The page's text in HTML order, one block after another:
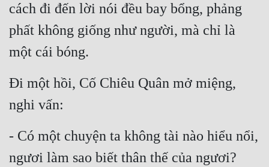
Mưu Mô
Mạt Thế
Mỹ Thực
Ngôn Tình
cách đi đến lời nói đều bay bổng, phảng
phất không giống như người, mà chỉ là
một cái bóng.
Đi một hồi, Cố Chiêu Quân mở miệng,
nghi vấn:
- Có một chuyện ta không tài nào hiểu nổi,
ngươi làm sao biết thân thế của ngươi?